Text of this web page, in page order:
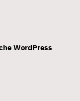
WordPress